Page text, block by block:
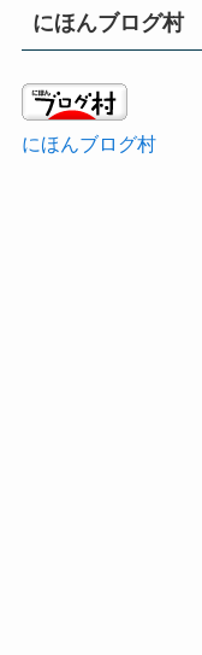
にほんブログ村
にほんブログ村